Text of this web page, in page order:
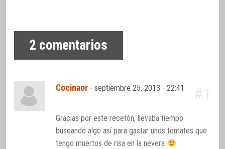
2 comentarios
Cocinaor -septiembre 25, 2013 - 22:41 #1
Gracias por este recetón, llevaba tiempo
buscando algo así para gastar unos tomates que
tengo muertos de risa en la nevera